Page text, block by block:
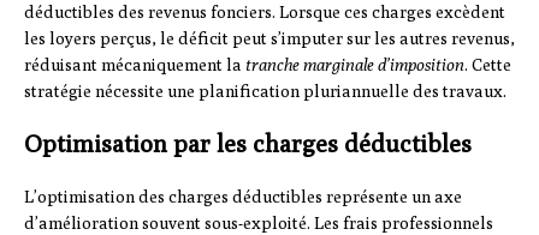
déductibles des revenus fonciers. Lorsque ces charges excèdent
les loyers perçus, le déficit peut s’imputer sur les autres revenus,
réduisant mécaniquement la tranche marginale d’imposition. Cette
stratégie nécessite une planification pluriannuelle des travaux.
Optimisation par les charges déductibles
L’optimisation des charges déductibles représente un axe
d’amélioration souvent sous-exploité. Les frais professionnels